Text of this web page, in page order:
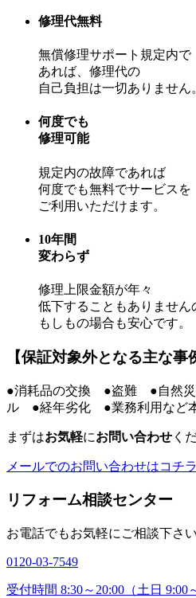
修理代無料
無償修理サポート規定内で
あれば、修理代の
自己負担は一切ありません
何度でも
修理可能
規定内の故障であれば
何度でも無料でサービスを
ご利用いただけます。
10年間
変わらず
修理上限金額が年々
低下することもありません
もしもの場合も安心です。
【保証対象外となる主な事
●消耗品の交換 ●盗難 ●自然災
ル ●経年劣化 ●業務利用など
まずはお気軽にお問い合わせ く
メールでのお問い合わせはコチラ
リフォーム相談センター
お電話でもお気軽にご相談下さい
0120-03-7549
受付時間 8:30～20:00（土日 9:00